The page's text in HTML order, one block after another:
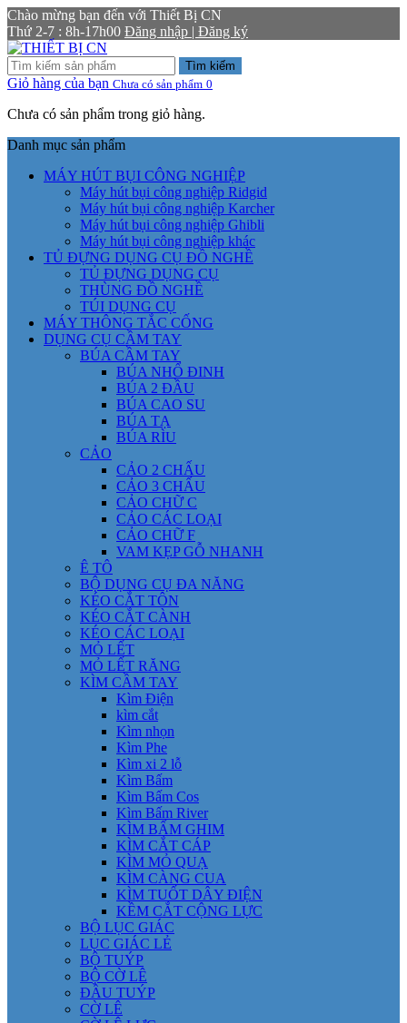
Chào mừng bạn đến với Thiết Bị CN
Thứ 2-7 : 8h-17h00 Đăng nhập | Đăng ký
Tìm kiếm
Giỏ hàng của bạn Chưa có sản phẩm 0
Chưa có sản phẩm trong giỏ hàng.
Danh mục sản phẩm
MÁY HÚT BỤI CÔNG NGHIỆP
Máy hút bụi công nghiệp Ridgid
Máy hút bụi công nghiệp Karcher
Máy hút bụi công nghiệp Ghibli
Máy hút bụi công nghiệp khác
TỦ ĐỰNG DỤNG CỤ ĐỒ NGHỀ
TỦ ĐỰNG DỤNG CỤ
THÙNG ĐỒ NGHỀ
TÚI DỤNG CỤ
MÁY THÔNG TẮC CỐNG
DỤNG CỤ CẦM TAY
BÚA CẦM TAY
BÚA NHỔ ĐINH
BÚA 2 ĐẦU
BÚA CAO SU
BÚA TẠ
BÚA RÌU
CẢO
CẢO 2 CHẤU
CẢO 3 CHẤU
CẢO CHỮ C
CẢO CÁC LOẠI
CẢO CHỮ F
VAM KẸP GỖ NHANH
Ê TÔ
BỘ DỤNG CỤ ĐA NĂNG
KÉO CẮT TÔN
KÉO CẮT CÀNH
KÉO CÁC LOẠI
MỎ LẾT
MỎ LẾT RĂNG
KÌM CẦM TAY
Kìm Điện
kìm cắt
Kìm nhọn
Kìm Phe
Kìm xi 2 lỗ
Kìm Bấm
Kìm Bấm Cos
Kìm Bấm River
KÌM BẤM GHIM
KÌM CẮT CÁP
KÌM MỎ QUẠ
KÌM CÀNG CUA
KÌM TUỐT DÂY ĐIỆN
KỀM CẮT CỘNG LỰC
BỘ LỤC GIÁC
LỤC GIÁC LẺ
BỘ TUÝP
BỘ CỜ LÊ
ĐẦU TUÝP
CỜ LÊ